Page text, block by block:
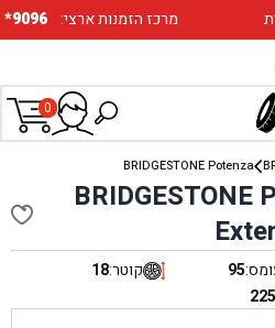
*9096 :מרכז הזמנות ארצי
0
BRIDGESTONE Potenza
BRIDGESTONE
95 קוטר:18